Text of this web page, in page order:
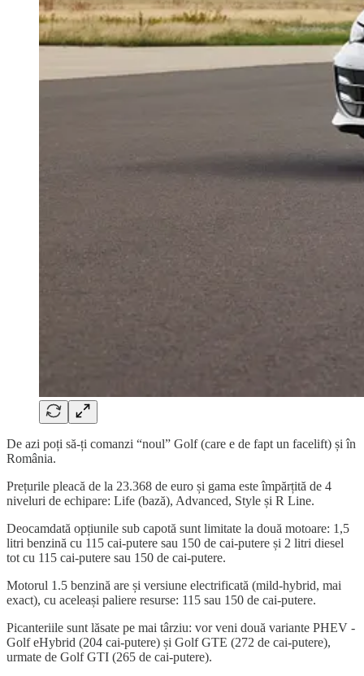
De azi poți să-ți comanzi “noul” Golf (care e de fapt un facelift) și în
România.
Prețurile pleacă de la 23.368 de euro și gama este împărțită de 4
niveluri de echipare: Life (bază), Advanced, Style și R Line.
Deocamdată opțiunile sub capotă sunt limitate la două motoare: 1,5
litri benzină cu 115 cai-putere sau 150 de cai-putere și 2 litri diesel
tot cu 115 cai-putere sau 150 de cai-putere.
Motorul 1.5 benzină are și versiune electrificată (mild-hybrid, mai
exact), cu aceleași paliere resurse: 115 sau 150 de cai-putere.
Picanteriile sunt lăsate pe mai târziu: vor veni două variante PHEV -
Golf eHybrid (204 cai-putere) și Golf GTE (272 de cai-putere),
urmate de Golf GTI (265 de cai-putere).